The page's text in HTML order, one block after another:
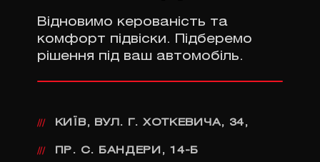
Відновимо керованість та
комфорт підвіски. Підберемо
рішення під ваш автомобіль.
/// КИЇВ, ВУЛ. Г. ХОТКЕВИЧА, 34,
/// ПР. С. БАНДЕРИ, 14-Б